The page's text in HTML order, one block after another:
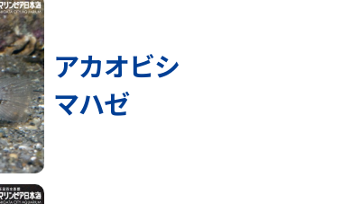
アカオビシ
マハゼ